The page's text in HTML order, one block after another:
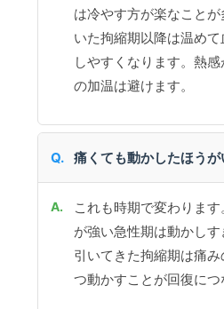
は冷やす方が楽なこと
いた拘縮期以降は温め
しやすくなります。熱
の加温は避けます。
痛くても動かしたほう
これも時期で変わりま
が強い急性期は動かし
引いてきた拘縮期は痛
つ動かすことが回復につ